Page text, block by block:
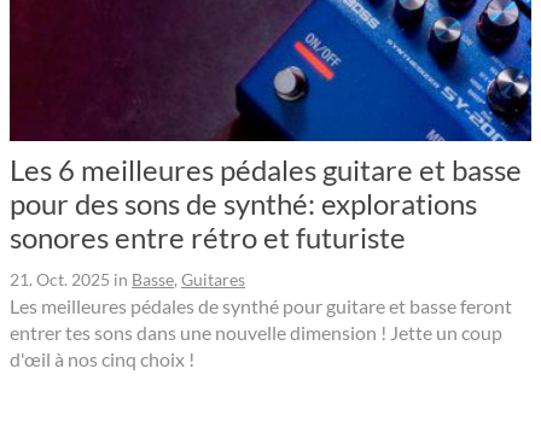
Les 6 meilleures pédales guitare et basse
pour des sons de synthé: explorations
sonores entre rétro et futuriste
21. Oct. 2025 in Basse, Guitares
Les meilleures pédales de synthé pour guitare et basse feront
entrer tes sons dans une nouvelle dimension ! Jette un coup
d'œil à nos cinq choix !